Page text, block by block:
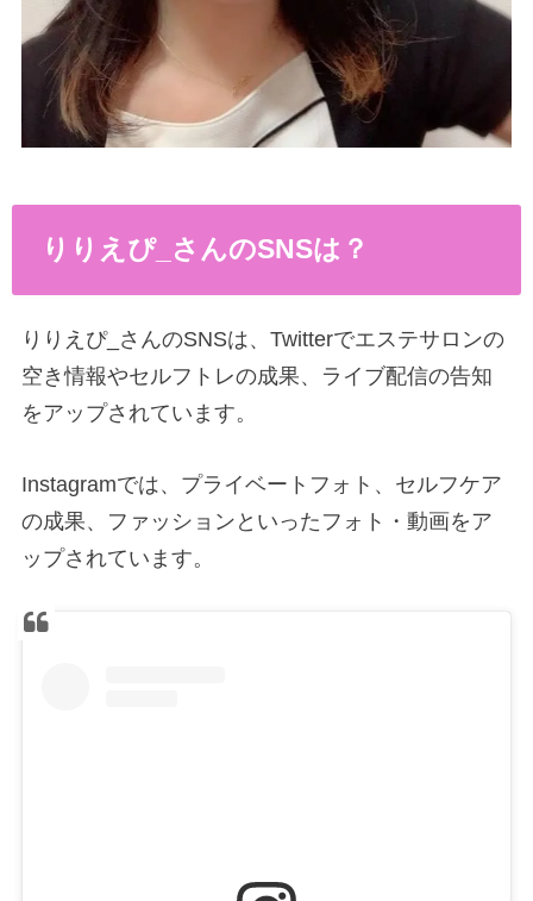
りりえぴ_さんのSNSは？
りりえぴ_さんのSNSは、Twitterでエステサロンの
空き情報やセルフトレの成果、ライブ配信の告知
をアップされています。
Instagramでは、プライベートフォト、セルフケア
の成果、ファッションといったフォト・動画をア
ップされています。